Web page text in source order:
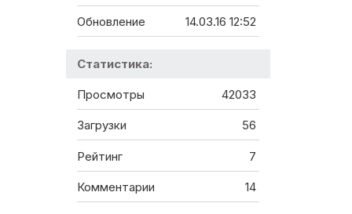
Обновление 14.03.16 12:52
Статистика:
Просмотры 42033
Загрузки 56
Рейтинг 7
Комментарии 14